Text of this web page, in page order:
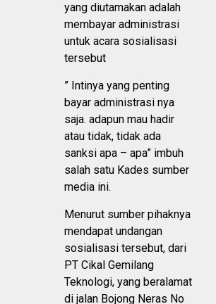
yang diutamakan adalah
membayar administrasi
untuk acara sosialisasi
tersebut
” Intinya yang penting
bayar administrasi nya
saja. adapun mau hadir
atau tidak, tidak ada
sanksi apa – apa” imbuh
salah satu Kades sumber
media ini.
Menurut sumber pihaknya
mendapat undangan
sosialisasi tersebut, dari
PT Cikal Gemilang
Teknologi, yang beralamat
di jalan Bojong Neras No